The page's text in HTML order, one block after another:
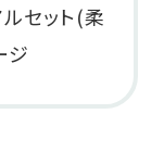
セット(柔
ジ